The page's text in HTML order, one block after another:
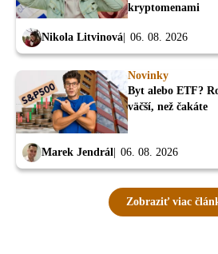
kryptomenami
Nikola Litvinová 06. 08. 2026
Novinky
Byt alebo ETF?
väčší, než čakáte
Marek Jendrál 06. 08. 2026
Zobraziť viac